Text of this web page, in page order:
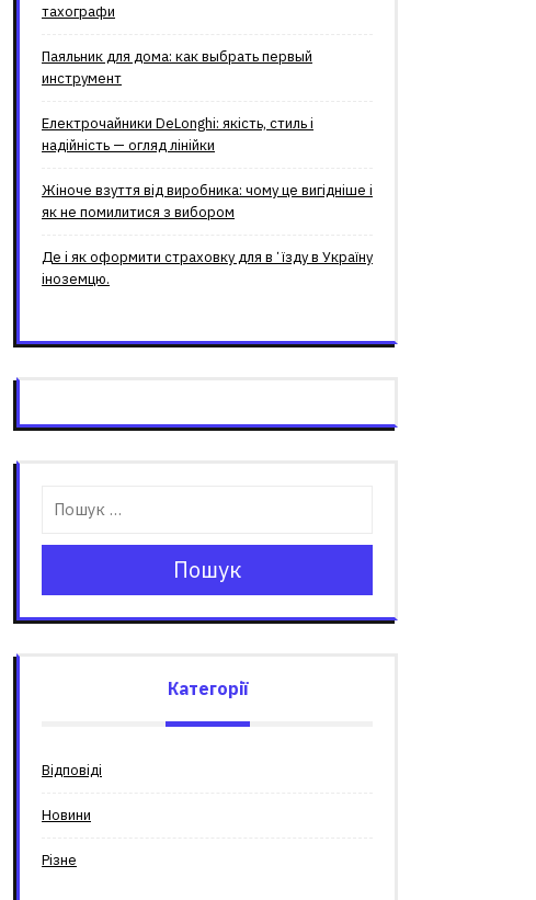
тахографи
Паяльник для дома: как выбрать первый
инструмент
Електрочайники DeLonghi: якість, стиль і
надійність — огляд лінійки
Жіноче взуття від виробника: чому це вигідніше і
як не помилитися з вибором
Де і як оформити страховку для вʼїзду в Україну
іноземцю.
Пошук
Категорії
Відповіді
Новини
Різне